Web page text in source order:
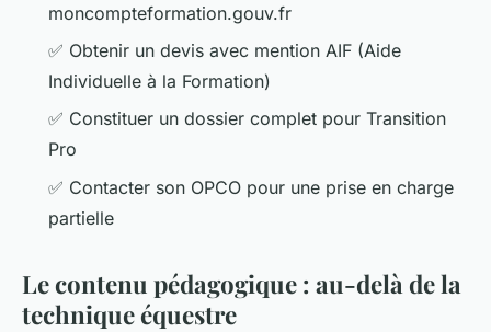
moncompteformation.gouv.fr
✅ Obtenir un devis avec mention AIF (Aide
Individuelle à la Formation)
✅ Constituer un dossier complet pour Transition
Pro
✅ Contacter son OPCO pour une prise en charge
partielle
Le contenu pédagogique : au-delà de la
technique équestre